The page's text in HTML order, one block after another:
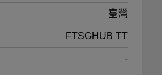
臺灣
FTSGHUB TT
-